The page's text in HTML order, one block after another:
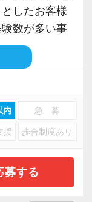
を感じ、入
るので、以前
ています。
したお客様
数が多い事
顧問先は30
です。
でも言うこ
ると考えて
内 急 募
援 歩合制度あり
募する